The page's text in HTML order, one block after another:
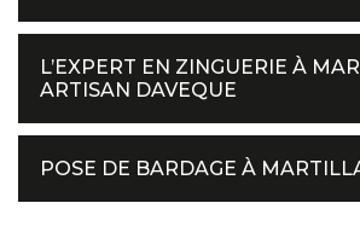
L’EXPERT EN ZINGUERIE À
ARTISAN DAVEQUE
POSE DE BARDAGE À